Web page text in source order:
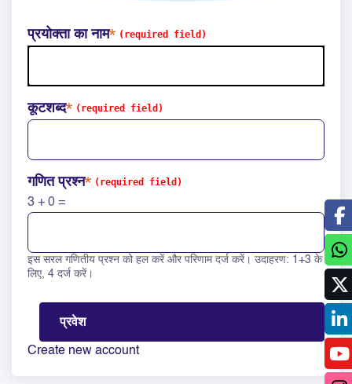
प्रयोक्ता का नाम
कूटशब्द
गणित प्रश्न
3 + 0 =
Solve this math question: 3 + 0 =
इस सरल गणितीय प्रश्न को हल करें और परिणाम दर्ज करें। उदाहरण: 1+3 के
लिए, 4 दर्ज करें।
Create new account